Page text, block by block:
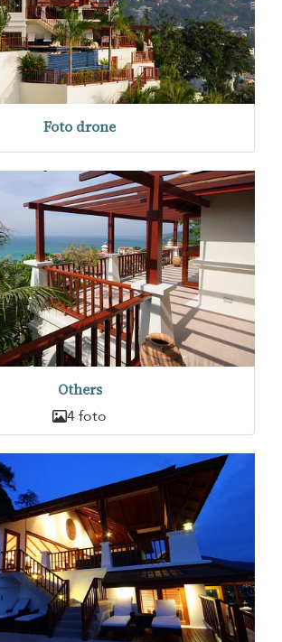
Foto drone
Others
4 foto